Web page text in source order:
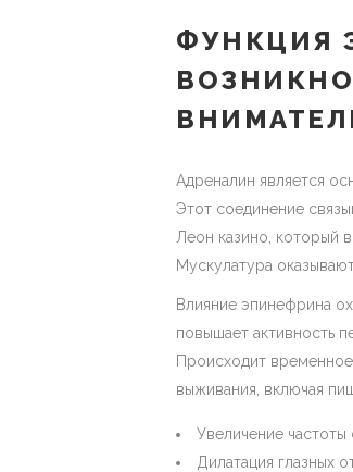
ФУНКЦИЯ
Адреналин является
Этот соединение
Леон казино, который
Мускулатура
Влияние эпинефрина
повышает активность
Происходит
выживания, включая
Увеличение
Дилатация глазных